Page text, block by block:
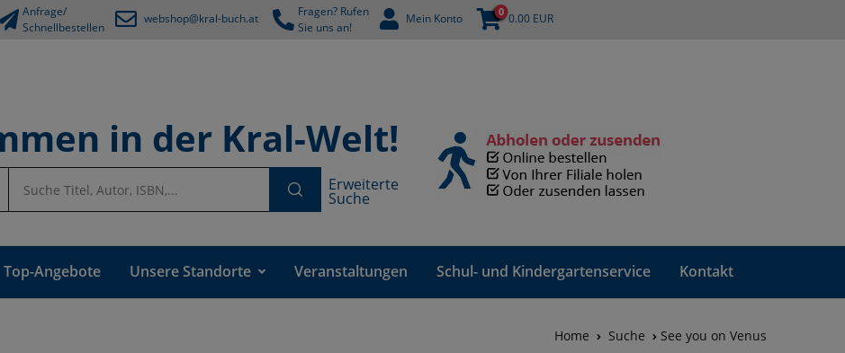
Anfrage/
Schnellbestellen
webshop@kral-buch.at
Fragen? Rufen
Sie uns an!
Mein Konto 0 0.00EUR
in der Kral-Welt!
Erweiterte
Suche
Top-Angebote Unsere Standorte Veranstaltungen Schul- und Kindergartenservice Kontakt
Home Suche See you on Venus